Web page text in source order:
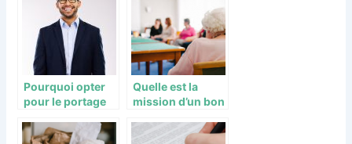
Pourquoi opter
pour le portage
Quelle est la
mission d’un bon